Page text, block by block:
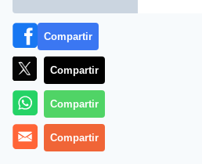
Más información
Compartir
Compartir
Compartir
Compartir